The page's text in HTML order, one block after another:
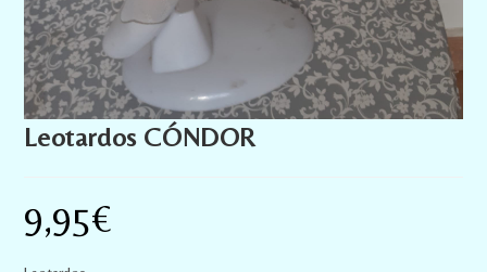
Leotardos CÓNDOR
9,95€